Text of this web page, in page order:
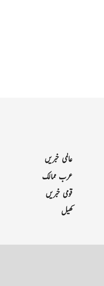
عالمی خبریں
عرب ممالک
قومی خبریں
کھیل